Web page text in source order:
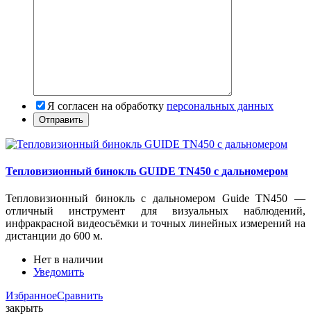
Я согласен на обработку персональных данных
Тепловизионный бинокль GUIDE TN450 с дальномером
Тепловизионный бинокль с дальномером Guide TN450 —
отличный инструмент для визуальных наблюдений,
инфракрасной видеосъёмки и точных линейных измерений на
дистанции до 600 м.
Нет в наличии
Уведомить
ИзбранноеСравнить
закрыть